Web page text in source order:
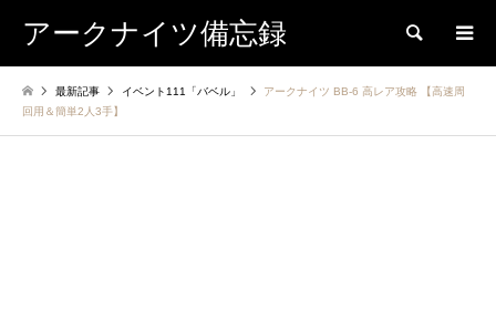
アークナイツ備忘録 検索
最新記事 イベント111「バベル」
アークナイツ BB-6 高レア攻略 【高速周
回用＆簡単2人3手】